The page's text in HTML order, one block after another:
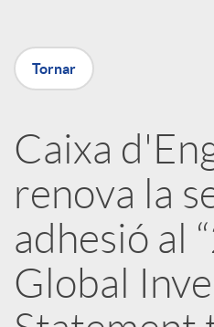
X
a
r
x
Tornar
Caixa
renova la
adhesió al
Global